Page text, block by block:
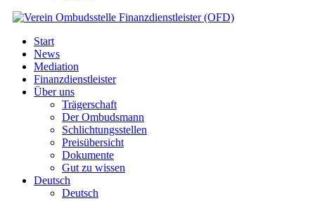
Start
News
Mediation
Finanzdienstleister
Über uns
Trägerschaft
Der Ombudsmann
Schlichtungsstellen
Preisübersicht
Dokumente
Gut zu wissen
Deutsch
Deutsch